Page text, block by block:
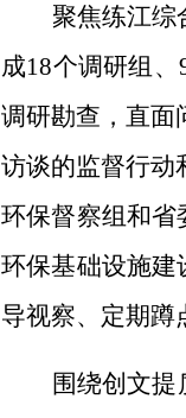
聚焦练江综
成18个调研组、
调研勘查，直面
访谈的监督行动
环保督察组和省
环保基础设施建
导视察、定期蹲
围绕创文提